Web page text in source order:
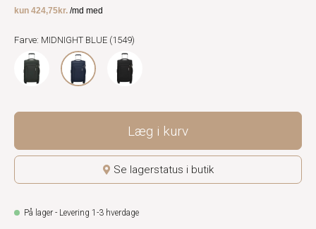
Farve: MIDNIGHT BLUE (1549)
Læg i kurv
Se lagerstatus i butik
På lager - Levering 1-3 hverdage